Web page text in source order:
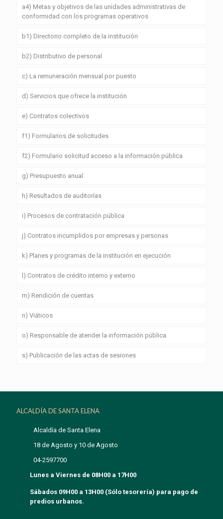
a4) Metas y objetivos de las unidades administrativas de
conformidad con los programas operativos
b1) Directorio completo de la institución
b2) Distributivo de personal
c) La remuneración mensual por puesto
d) Servicios que ofrece la institución
e) Contratos colectivos
f1) Formularios de solicitudes
f2) Formulario solicitud acceso a la información pública
g) Presupuesto anual
h) Resultados de auditorías
i) Procesos de contratación pública
j) Contratos incumplidos por empresas y personas
k) Planes y programas de la institución en ejecución
l) Contratos de crédito interno y externo
m) Rendición de cuentas
n) Viáticos
o) Responsable de atender la información pública
s) Publicación de las actas de sesiones
ALCALDÍA DE SANTA ELENA
Alcaldía de Santa Elena
18 de Agosto y 10 de Agosto
04-2597700
Lunes a Viernes de 08H00 a 17H00
Sábados 09H00 a 13H00 (Sólo tesorería) para pago de
predios urbanos.